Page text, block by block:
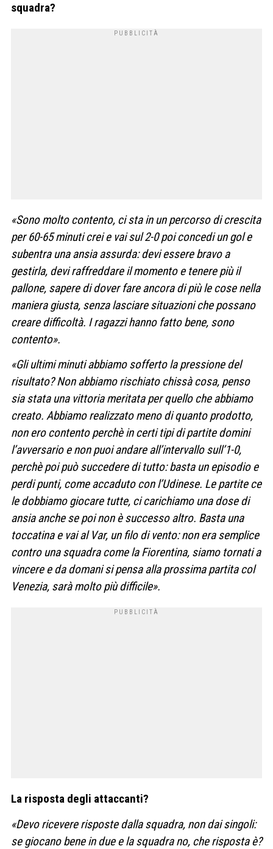
squadra?
«Sono molto contento, ci sta in un percorso di crescita
per 60-65 minuti crei e vai sul 2-0 poi concedi un gol e
subentra una ansia assurda: devi essere bravo a
gestirla, devi raffreddare il momento e tenere più il
pallone, sapere di dover fare ancora di più le cose nella
maniera giusta, senza lasciare situazioni che possano
creare difficoltà. I ragazzi hanno fatto bene, sono
contento».
«Gli ultimi minuti abbiamo sofferto la pressione del
risultato? Non abbiamo rischiato chissà cosa, penso
sia stata una vittoria meritata per quello che abbiamo
creato. Abbiamo realizzato meno di quanto prodotto,
non ero contento perchè in certi tipi di partite domini
l’avversario e non puoi andare all’intervallo sull’1-0,
perchè poi può succedere di tutto: basta un episodio e
perdi punti, come accaduto con l’Udinese. Le partite ce
le dobbiamo giocare tutte, ci carichiamo una dose di
ansia anche se poi non è successo altro. Basta una
toccatina e vai al Var, un filo di vento: non era semplice
contro una squadra come la Fiorentina, siamo tornati a
vincere e da domani si pensa alla prossima partita col
Venezia, sarà molto più difficile».
La risposta degli attaccanti?
«Devo ricevere risposte dalla squadra, non dai singoli:
se giocano bene in due e la squadra no, che risposta è?